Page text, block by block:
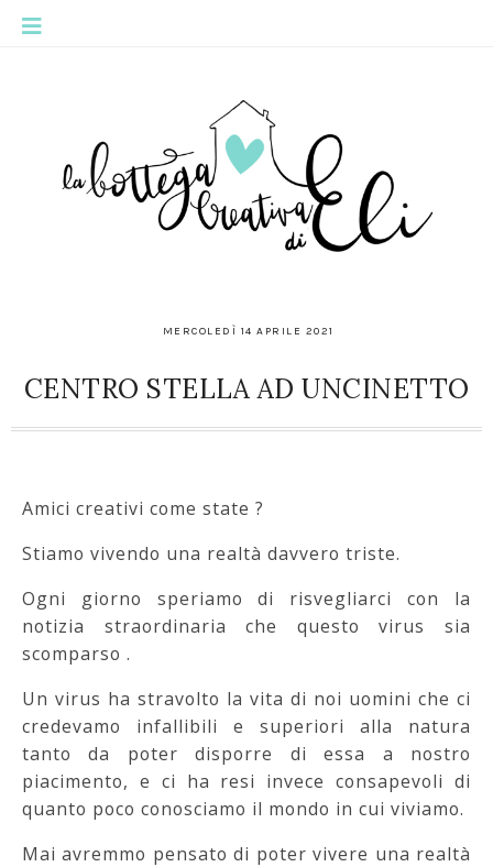
MERCOLEDÌ 14 APRILE 2021
CENTRO STELLA AD UNCINETTO
Amici creativi come state ?
Stiamo vivendo una realtà davvero triste.
Ogni giorno speriamo di risvegliarci con la
notizia straordinaria che questo virus sia
scomparso .
Un virus ha stravolto la vita di noi uomini che ci
credevamo infallibili e superiori alla natura
tanto da poter disporre di essa a nostro
piacimento, e ci ha resi invece consapevoli di
quanto poco conosciamo il mondo in cui viviamo.
Mai avremmo pensato di poter vivere una realtà